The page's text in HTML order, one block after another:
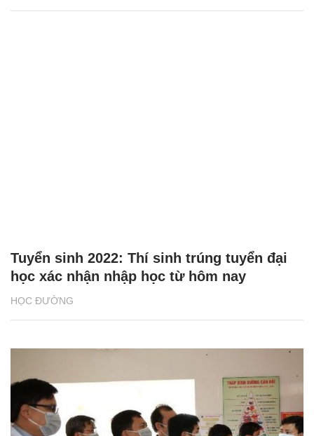
HỌC ĐƯỜNG
Tuyển sinh 2022: Thí sinh trúng tuyển đại
học xác nhận nhập học từ hôm nay